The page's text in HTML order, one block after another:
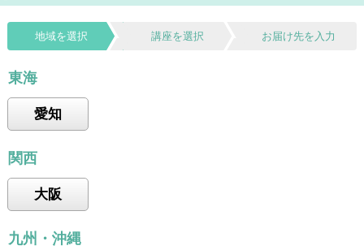
地域を選択 講座を選択 お届け先を入力
東海
愛知
関西
大阪
九州・沖縄